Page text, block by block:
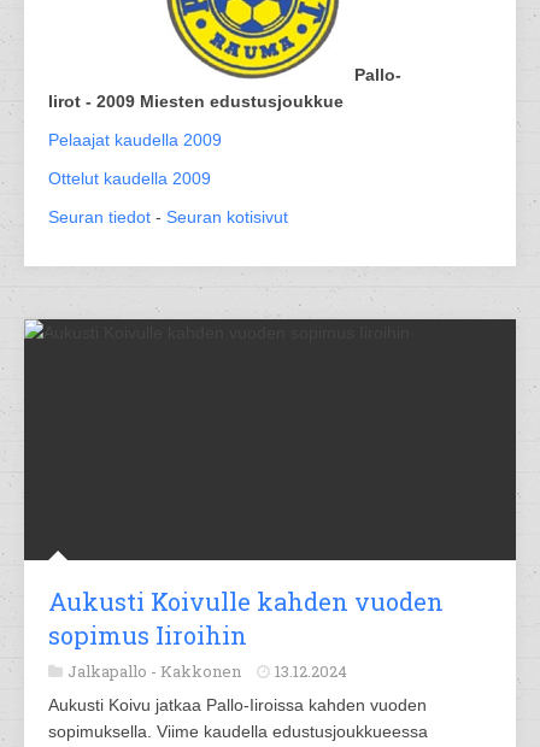
Pallo-
Iirot - 2009 Miesten edustusjoukkue
Pelaajat kaudella 2009
Ottelut kaudella 2009
Seuran tiedot - Seuran kotisivut
Aukusti Koivulle kahden vuoden
sopimus Iiroihin
Jalkapallo - Kakkonen 13.12.2024
Aukusti Koivu jatkaa Pallo-Iiroissa kahden vuoden
sopimuksella. Viime kaudella edustusjoukkueessa